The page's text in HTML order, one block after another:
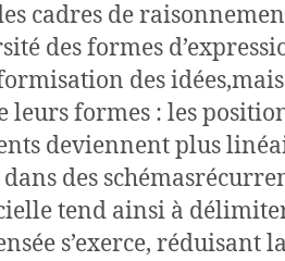
cadres de
des formes
des
leurs formes : les
deviennent plus
des
tend ainsi à
s’exerce, réduisant